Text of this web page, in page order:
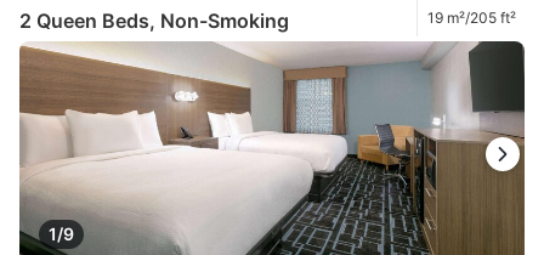
2 Queen Beds, Non-Smoking 19 m²/205 ft²
1/9